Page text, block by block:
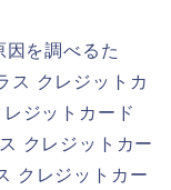
因を調べるた
ス クレジットカ
レジットカード
クレジットカー
クレジットカー